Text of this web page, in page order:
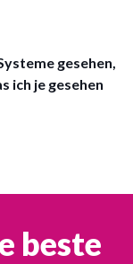
gesehen,
ich je gesehen
beste